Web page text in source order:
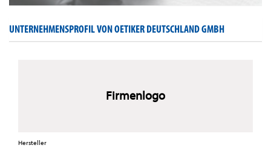
UNTERNEHMENSPROFIL VON OETIKER DEUTSCHLAND GMBH
Firmenlogo
Hersteller